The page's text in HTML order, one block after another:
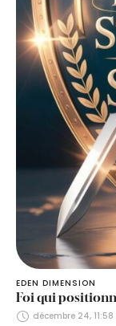
EDEN DIMENSION
Foi qui
décembre 24, 11:58